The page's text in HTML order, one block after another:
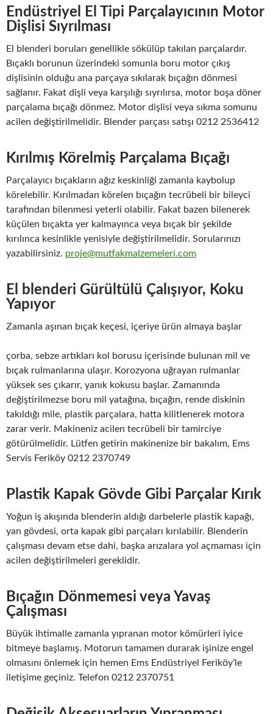
Endüstriyel El Tipi Parçalayıcının Motor
Dişlisi Sıyrılması
El blenderi boruları genellikle sökülüp takılan parçalardır.
Bıçaklı borunun üzerindeki somunla boru motor çıkış
dişlisinin olduğu ana parçaya sıkılarak bıçağın dönmesi
sağlanır. Fakat dişli veya karşılığı sıyrılırsa, motor boşa döner
parçalama bıçağı dönmez. Motor dişlisi veya sıkma somunu
acilen değiştirilmelidir. Blender parçası satışı 0212 2536412
Kırılmış Körelmiş Parçalama Bıçağı
Parçalayıcı bıçakların ağız keskinliği zamanla kaybolup
körelebilir. Kırılmadan körelen bıçağın tecrübeli bir bileyci
tarafından bilenmesi yeterli olabilir. Fakat bazen bilenerek
küçülen bıçakta yer kalmayınca veya bıçak bir şekilde
kırılınca kesinlikle yenisiyle değiştirilmelidir. Sorularınızı
yazabilirsiniz. proje@mutfakmalzemeleri.com
El blenderi Gürültülü Çalışıyor, Koku
Yapıyor
Zamanla aşınan bıçak keçesi, içeriye ürün almaya başlar
çorba, sebze artıkları kol borusu içerisinde bulunan mil ve
bıçak rulmanlarına ulaşır. Korozyona uğrayan rulmanlar
yüksek ses çıkarır, yanık kokusu başlar. Zamanında
değiştirilmezse boru mil yatağına, bıçağın, rende diskinin
takıldığı mile, plastik parçalara, hatta kilitlenerek motora
zarar verir. Makineniz acilen tecrübeli bir tamirciye
götürülmelidir. Lütfen getirin makinenize bir bakalım, Ems
Servis Feriköy 0212 2370749
Plastik Kapak Gövde Gibi Parçalar Kırık
Yoğun iş akışında blenderin aldığı darbelerle plastik kapağı,
yan gövdesi, orta kapak gibi parçaları kırılabilir. Blenderin
çalışması devam etse dahi, başka arızalara yol açmaması için
acilen değiştirilmeleri gereklidir.
Bıçağın Dönmemesi veya Yavaş
Çalışması
Büyük ihtimalle zamanla yıpranan motor kömürleri iyice
bitmeye başlamış. Motorun tamamen durarak işinize engel
olmasını önlemek için hemen Ems Endüstriyel Feriköy’le
iletişime geçiniz. Telefon 0212 2370751